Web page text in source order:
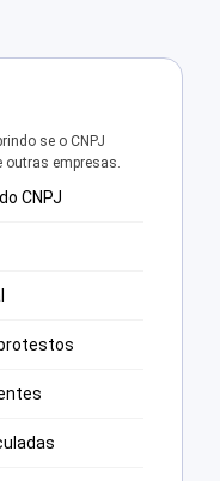
se o CNPJ
empresas.
CNPJ